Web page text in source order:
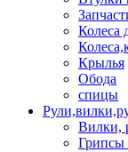
Колеса
Крылья
Обода
спицы
Вилки,
Грипсы